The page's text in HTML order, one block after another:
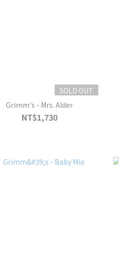
SOLD OUT
Grimm's - Mrs. Alder
NT$1,730